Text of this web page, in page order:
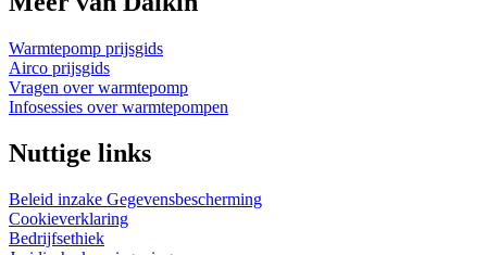
Warmtepomp prijsgids
Airco prijsgids
Vragen over warmtepomp
Infosessies over warmtepompen
Nuttige links
Beleid inzake Gegevensbescherming
Cookieverklaring
Bedrijfsethiek